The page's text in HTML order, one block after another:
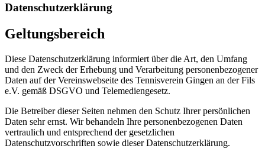
Datenschutzerklärung
Geltungsbereich
Diese Datenschutzerklärung informiert über die Art, den Umfang
und den Zweck der Erhebung und Verarbeitung personenbezogener
Daten auf der Vereinswebseite des Tennisverein Gingen an der Fils
e.V. gemäß DSGVO und Telemediengesetz.
Die Betreiber dieser Seiten nehmen den Schutz Ihrer persönlichen
Daten sehr ernst. Wir behandeln Ihre personenbezogenen Daten
vertraulich und entsprechend der gesetzlichen
Datenschutzvorschriften sowie dieser Datenschutzerklärung.